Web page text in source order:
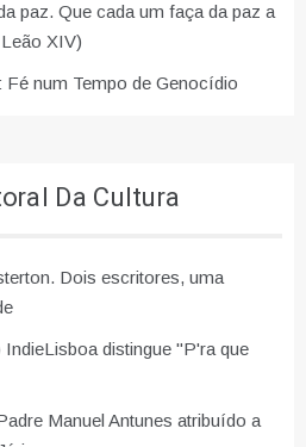
paz. Que cada um faça da paz a
XIV)
Fé num Tempo de Genocídio
Da Cultura
Dois escritores, uma
distingue "P'ra que
Manuel Antunes atribuído a